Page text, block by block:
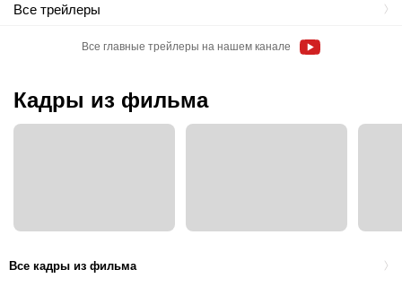
Все трейлеры
Все главные трейлеры на нашем канале
Кадры из фильма
Все кадры из фильма